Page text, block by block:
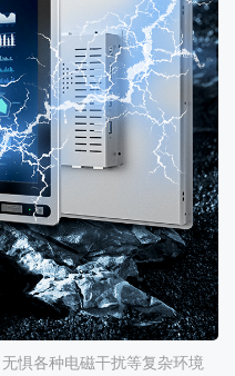
惧各种电磁干扰等复杂环境